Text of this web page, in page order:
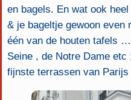
en bagels. En wat ook
& je bageltje gewoon even
één van de houten tafels
Seine , de Notre Dame
fijnste terrassen van Parijs